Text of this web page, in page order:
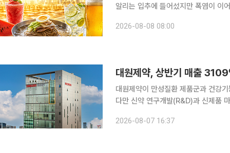
알리는 입추에 들어섰지만 폭염이 이
2026-08-08 08:00
대원제약, 상반기 매출
대원제약이 만성질환 제품군과 건강
다만 신약 연구개발(R&D)과 신제품
록했다고 7일 공시했다. 매출은 전년
2026-08-07 16:37